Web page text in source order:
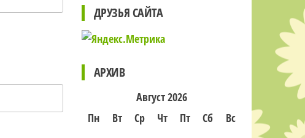
ДРУЗЬЯ САЙТА
АРХИВ
Август 2026
Пн
Вт Ср Чт Пт Сб
Вс